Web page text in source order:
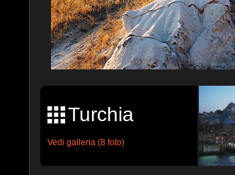
Turchia
Vedi galleria (8 foto)